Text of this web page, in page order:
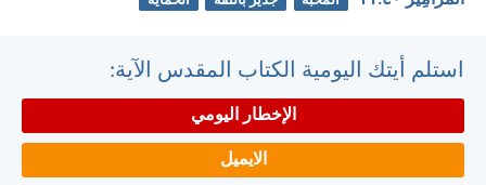
استلم أيتك اليومية الكتاب المقدس الآية:
الإخطار اليومي
الايميل